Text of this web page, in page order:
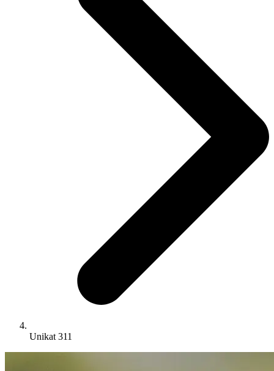
Unikat 311